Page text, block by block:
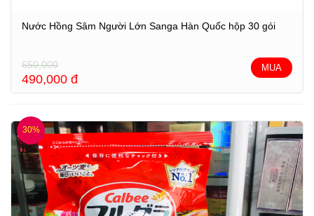
Nước Hồng Sâm Người Lớn Sanga Hàn Quốc hộp 30 gói
650,000
490,000 đ
MUA
30%